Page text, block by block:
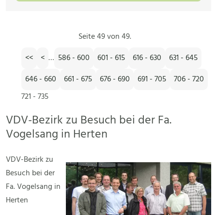
Seite 49 von 49.
<<
< … 586 - 600 601 - 615 616 - 630
631 - 645
646 - 660
661 - 675 676 - 690 691 - 705
706 - 720
721 - 735
VDV-Bezirk zu Besuch bei der Fa.
Vogelsang in Herten
VDV-Bezirk zu
Besuch bei der
Fa. Vogelsang in
Herten